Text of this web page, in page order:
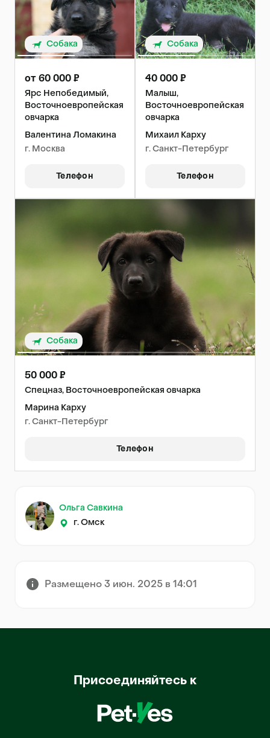
Собака
от 60 000 ₽
Ярс Непобедимый,
Восточноевропейская
овчарка
Валентина Ломакина
г. Москва
Телефон
Собака
40 000 ₽
Малыш,
Восточноевропейская
овчарка
Михаил Карху
г. Санкт-Петербург
Телефон
Собака
50 000 ₽
Спецназ, Восточноевропейская овчарка
Марина Карху
г. Санкт-Петербург
Телефон
Ольга Савкина
г. Омск
Размещено 3 июн. 2025 в 14:01
Присоединяйтесь к